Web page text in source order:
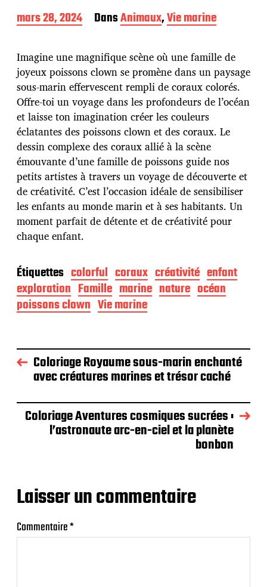
D
a
e
d
e
p
u
b
l
i
c
a
t
i
o
n
mars 28, 2024 DansAnimaux,Vie marine
Imagine une magnifique scène où une famille de
joyeux poissons clown se promène dans un paysage
sous-marin effervescent rempli de coraux colorés.
Offre-toi un voyage dans les profondeurs de l’océan
et laisse ton imagination créer les couleurs
éclatantes des poissons clown et des coraux. Le
dessin complexe des coraux allié à la scène
émouvante d’une famille de poissons guide nos
petits artistes à travers un voyage de découverte et
de créativité. C’est l’occasion idéale de sensibiliser
les enfants au monde marin et à ses habitants. Un
moment parfait de détente et de créativité pour
chaque enfant.
Étiquettes colorful coraux créativité enfant
exploration Famille marine nature océan
poissons clown Vie marine
Coloriage Royaume sous-marin enchanté
avec créatures marines et trésor caché
Coloriage Aventures cosmiques sucrées :
l’astronaute arc-en-ciel et la planète
bonbon
Laisser un commentaire
Commentaire*